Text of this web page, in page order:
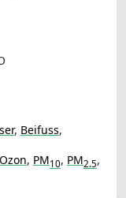
, Beifuss,
Ozon, PM10, PM2.5,